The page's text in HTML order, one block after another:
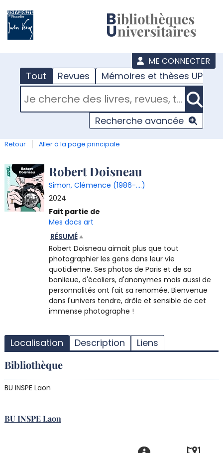
ME CONNECTER
Tout Revues Mémoires et thèses UPJV
RECHERCHER DANS "TOUT"
Recherche avancée
Retour Aller à la page principale
Détail
document
Robert Doisneau
Simon, Clémence (1986-....)
2024
Fait partie de
Mes docs art
RÉSUMÉ
Robert Doisneau aimait plus que tout
photographier les gens dans leur vie
quotidienne. Ses photos de Paris et de sa
banlieue, d'écoliers, d'anonymes mais aussi de
personnalités ont fait sa renomée. Bienvenue
dans l'univers tendre, drôle et sensible de cet
immense photographe !
Localisation Description Liens
Bibliothèque
BU INSPE Laon
BU INSPE Laon